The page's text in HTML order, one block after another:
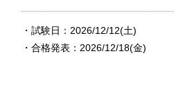
・試験日：2026/12/12(土)
・合格発表：2026/12/18(金)